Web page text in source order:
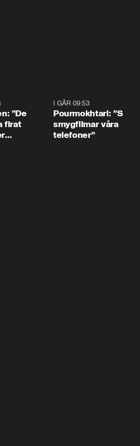
”De
firat
I GÅR 09:53
Pourmokhtari: ”S
smygfilmar våra
telefoner”